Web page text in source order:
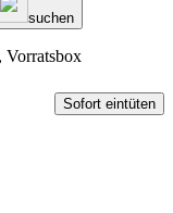
suchen
Sofort eintüten